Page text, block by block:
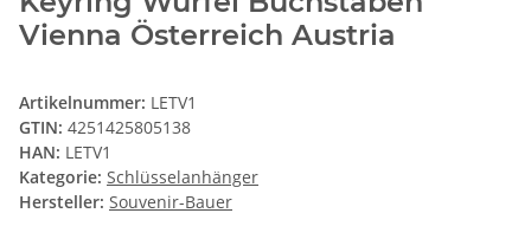
Vienna Österreich Austria
Artikelnummer: LETV1
GTIN: 4251425805138
HAN: LETV1
Kategorie: Schlüsselanhänger
Hersteller: Souvenir-Bauer